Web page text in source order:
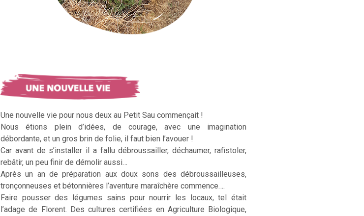
Une nouvelle vie pour nous deux au Petit Sau commençait !
Nous étions plein d’idées, de courage, avec une imagination
débordante, et un gros brin de folie, il faut bien l’avouer !
Car avant de s’installer il a fallu débroussailler, déchaumer, rafistoler,
rebâtir, un peu finir de démolir aussi…
Après un an de préparation aux doux sons des débroussailleuses,
tronçonneuses et bétonnières l’aventure maraîchère commence….
Faire pousser des légumes sains pour nourrir les locaux, tel était
l’adage de Florent. Des cultures certifiées en Agriculture Biologique,